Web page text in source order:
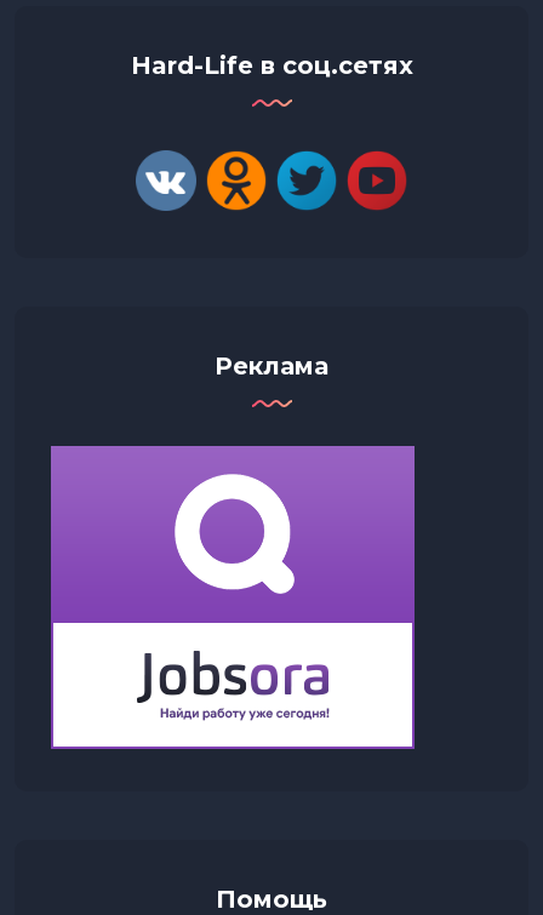
Hard-Life в соц.сетях
Реклама
Помощь